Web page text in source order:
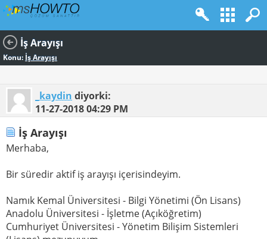
İş Arayışı
Konu: İş Arayışı
_kaydin diyorki:
11-27-201804:29 PM
İş Arayışı
Merhaba,
Bir süredir aktif iş arayışı içerisindeyim.
Namık Kemal Üniversitesi - Bilgi Yönetimi (Ön Lisans)
Anadolu Üniversitesi - İşletme (Açıköğretim)
Cumhuriyet Üniversitesi - Yönetim Bilişim Sistemleri